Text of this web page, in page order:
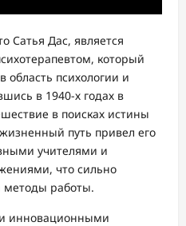
Сатья Дас, является
который
область психологии и
в 1940-х годах в
в поисках истины
путь привел его
учителями и
что сильно
методы работы.
инновационными